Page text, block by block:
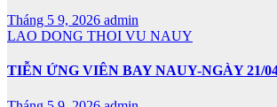
Tháng 5 9, 2026 admin
LAO DONG THOI VU NAUY
TIỄN ỨNG VIÊN BAY NAUY-NGÀY 21/